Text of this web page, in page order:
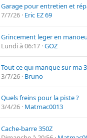
7/7/26 Eric EZ 69
Lundi à 06:17 GOZ
Tout ce qui manque sur ma
3/7/26 Bruno
Quels freins pour la piste ?
3/4/26 Matmac0013
Cache-barre 350Z